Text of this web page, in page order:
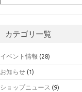
カテゴリ一覧
イベント情報 (28)
お知らせ (1)
ショップニュース (9)